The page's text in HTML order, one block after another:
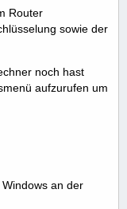
Router
sowie der
noch hast
aufzurufen um
an der